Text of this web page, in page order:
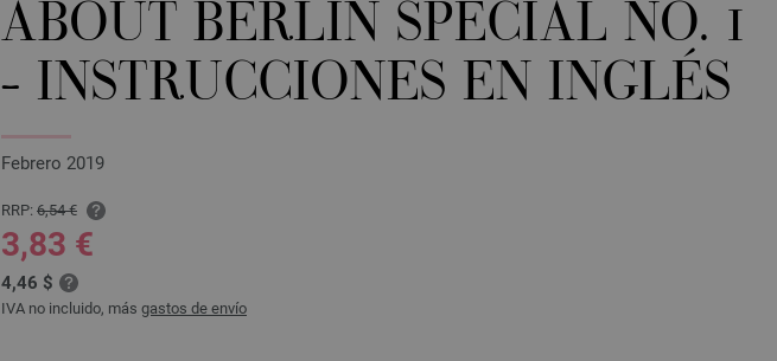
ABOUT BERLIN SPECIAL NO. 1
- INSTRUCCIONES EN INGLÉS
Febrero 2019
RRP: 6,54 €
3,83 €
4,46 $
IVA no incluido, más gastos de envío